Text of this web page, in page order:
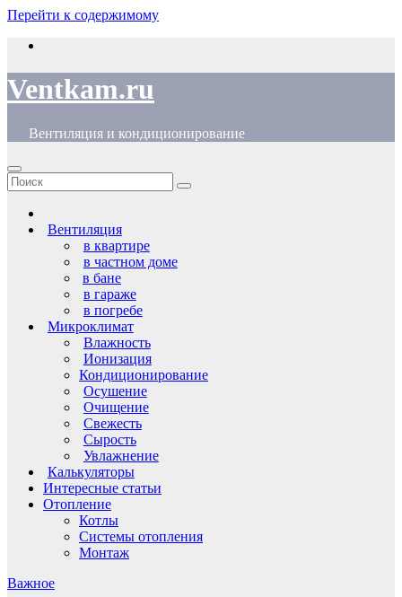
Перейти к содержимому
Ventkam.ru
Вентиляция и кондиционирование
Вентиляция
в квартире
в частном доме
в бане
в гараже
в погребе
Микроклимат
Влажность
Ионизация
Кондиционирование
Осушение
Очищение
Свежесть
Сырость
Увлажнение
Калькуляторы
Интересные статьи
Отопление
Котлы
Системы отопления
Монтаж
Важное